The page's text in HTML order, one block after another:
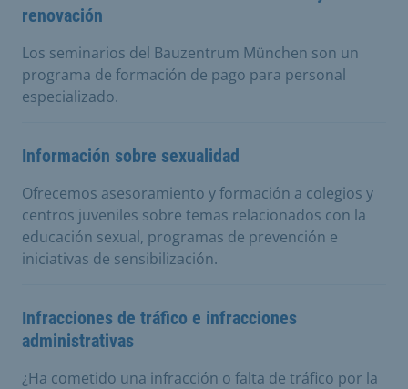
renovación
Los seminarios del Bauzentrum München son un
programa de formación de pago para personal
especializado.
Información sobre sexualidad
Ofrecemos asesoramiento y formación a colegios y
centros juveniles sobre temas relacionados con la
educación sexual, programas de prevención e
iniciativas de sensibilización.
Infracciones de tráfico e infracciones
administrativas
¿Ha cometido una infracción o falta de tráfico por la